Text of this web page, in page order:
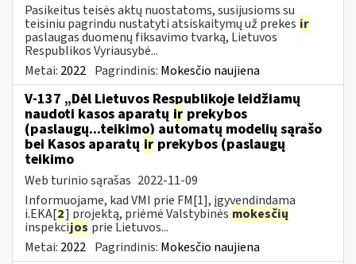
Pasikeitus teisės aktų nuostatoms, susijusioms su
teisiniu pagrindu nustatyti atsiskaitymų už prekes ir
paslaugas duomenų fiksavimo tvarką, Lietuvos
Respublikos Vyriausybė...
Metai: 2022 Pagrindinis: Mokesčio naujiena
V-137 „Dėl Lietuvos Respublikoje leidžiamų
naudoti kasos aparatų ir prekybos
(paslaugų...teikimo) automatų modelių sąrašo
bei Kasos aparatų ir prekybos (paslaugų
teikimo
Web turinio sąrašas 2022-11-09
Informuojame, kad VMI prie FM[1], įgyvendindama
i.EKA[2] projektą, priėmė Valstybinės mokesčių
inspekcijos prie Lietuvos...
Metai: 2022 Pagrindinis: Mokesčio naujiena